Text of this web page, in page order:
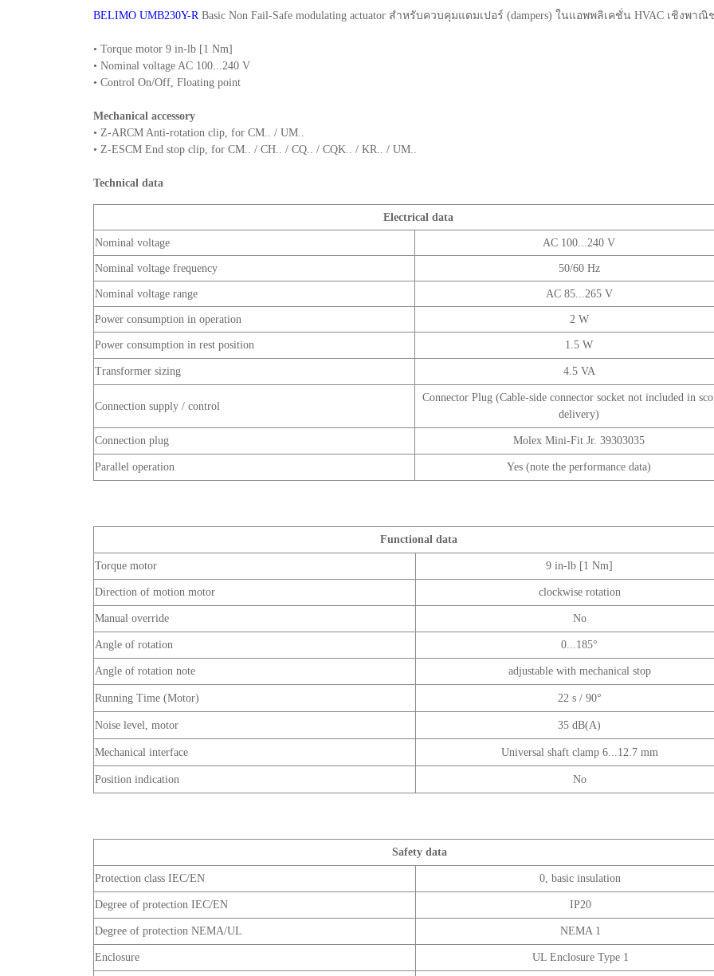
BELIMO UMB230Y-R Basic Non Fail-Safe modulating actuator สำหรับควบคุมแดมเปอร์ (dampers) ในแอพพลิเคชั่น HVAC เชิงพา
• Torque motor 9 in-lb [1 Nm]
• Nominal voltage AC 100...240 V
• Control On/Off, Floating point
Mechanical accessory
• Z-ARCM Anti-rotation clip, for CM.. / UM..
• Z-ESCM End stop clip, for CM.. / CH.. / CQ.. / CQK.. / KR.. / UM..
Technical data
Electrical data
Nominal voltage AC 100...240 V
Nominal voltage frequency 50/60 Hz
Nominal voltage range AC 85...265 V
Power consumption in operation 2 W
Power consumption in rest position 1.5 W
Transformer sizing 4.5 VA
Connection supply / control
Connector Plug (Cable-side connector socket not included in
delivery)
Connection plug Molex Mini-Fit Jr. 39303035
Parallel operation Yes (note the performance data)
Functional data
Torque motor 9 in-lb [1 Nm]
Direction of motion motor clockwise rotation
Manual override No
Angle of rotation 0...185°
Angle of rotation note adjustable with mechanical stop
Running Time (Motor) 22 s / 90°
Noise level, motor 35 dB(A)
Mechanical interface Universal shaft clamp 6...12.7 mm
Position indication No
Safety data
Protection class IEC/EN 0, basic insulation
Degree of protection IEC/EN IP20
Degree of protection NEMA/UL NEMA 1
Enclosure UL Enclosure Type 1